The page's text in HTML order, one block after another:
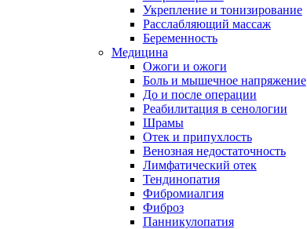
Укрепление и тонизирование
Расслабляющий массаж
Беременность
Медицина
Ожоги и ожоги
Боль и мышечное напряжение
До и после операции
Реабилитация в сенологии
Шрамы
Отек и припухлость
Венозная недостаточность
Лимфатический отек
Тендинопатия
Фибромиалгия
Фиброз
Панникулопатия